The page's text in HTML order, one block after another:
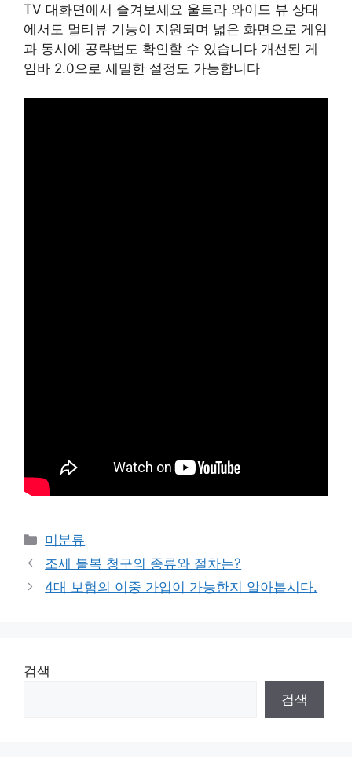
TV 대화면에서 즐겨보세요 울트라 와이드 뷰 상태
에서도 멀티뷰 기능이 지원되며 넓은 화면으로 게임
과 동시에 공략법도 확인할 수 있습니다 개선된 게
임바 2.0으로 세밀한 설정도 가능합니다
Categories
미분류
조세 불복 청구의 종류와 절차는?
4대 보험의 이중 가입이 가능한지 알아봅시다.
검색
검색